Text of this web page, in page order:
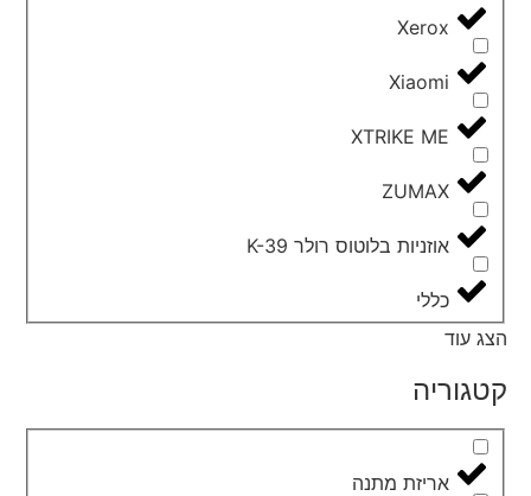
Xerox
Xiaomi
XTRIKE ME
ZUMAX
אוזניות בלוטוס רולר K-39
כללי
הצג עוד
קטגוריה
אריזת מתנה